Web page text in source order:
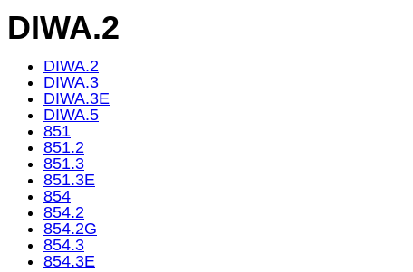
DIWA.2
DIWA.2
DIWA.3
DIWA.3E
DIWA.5
851
851.2
851.3
851.3E
854
854.2
854.2G
854.3
854.3E